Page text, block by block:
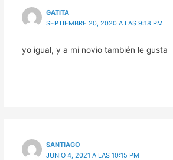
GATITA
SEPTIEMBRE 20, 2020 A LAS 9:18 PM
yo igual, y a mi novio también le gusta
SANTIAGO
JUNIO 4, 2021 A LAS 10:15 PM